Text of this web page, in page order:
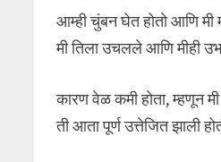
आम्ही चुंबन घेत होतो आणि मी
मी तिला उचलले आणि मीही
कारण वेळ कमी होता, म्हणून
ती आता पूर्ण उत्तेजित झाली